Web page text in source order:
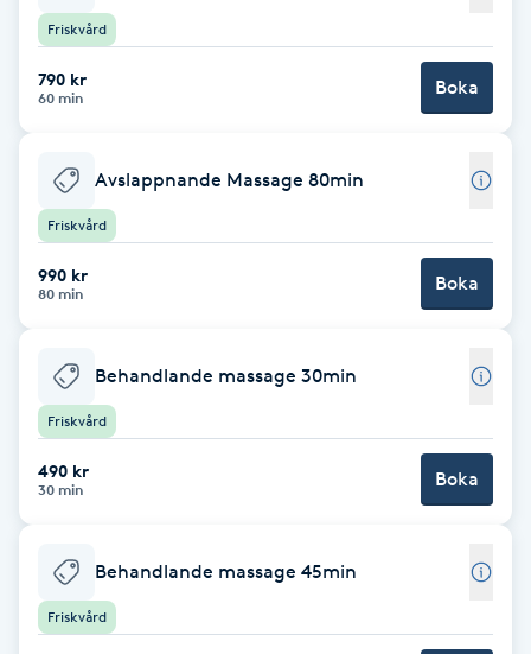
Coachning
Cryoterapi
Damklippning
Diamantslipning
Extensions
Extensions borttagning
Friskvård
790 kr
60 min Boka
Avslappnande Massage 80min
Friskvård
990 kr
80 min Boka
Behandlande massage 30min
Friskvård
490 kr
30 min Boka
Behandlande massage 45min
Friskvård